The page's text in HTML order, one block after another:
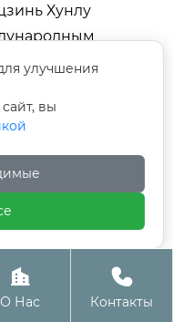
Хунлу
Мы
документы для
в
ТР ТС. Наши заводы
а продукция имеет
имеем опыт
страны СНГ,
шаги

О Нас

Контакты
улучшения
вы